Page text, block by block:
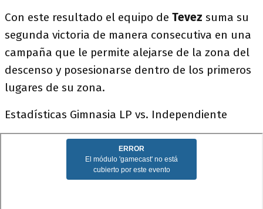
Con este resultado el equipo de Tevez suma su
segunda victoria de manera consecutiva en una
campaña que le permite alejarse de la zona del
descenso y posesionarse dentro de los primeros
lugares de su zona.
Estadísticas Gimnasia LP vs. Independiente